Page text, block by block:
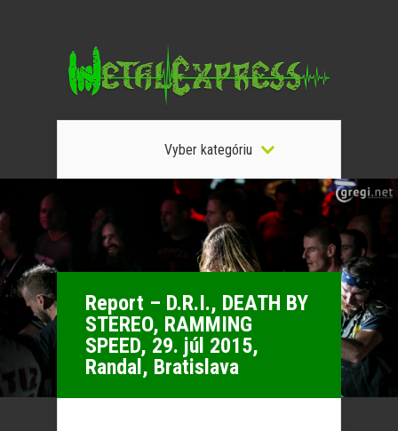
Vyber kategóriu
Report – D.R.I., DEATH BY
STEREO, RAMMING
SPEED, 29. júl 2015,
Randal, Bratislava